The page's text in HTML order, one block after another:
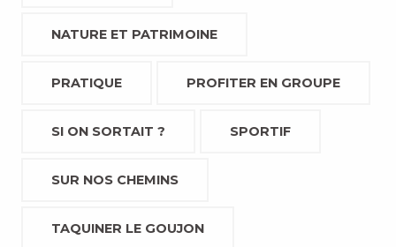
NATURE ET PATRIMOINE
PRATIQUE PROFITER EN GROUPE
SI ON SORTAIT ? SPORTIF
SUR NOS CHEMINS
TAQUINER LE GOUJON